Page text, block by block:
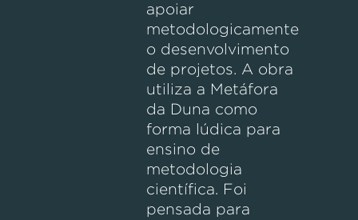
apoiar
metodologicamente
o desenvolvimento
de projetos. A obra
utiliza a Metáfora
da Duna como
forma lúdica para
ensino de
metodologia
científica. Foi
pensada para